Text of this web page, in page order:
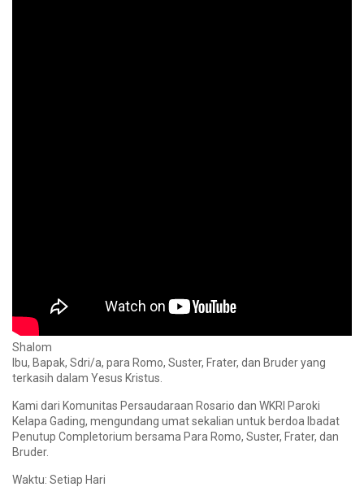
Shalom
Ibu, Bapak, Sdri/a, para Romo, Suster, Frater, dan Bruder yang
terkasih dalam Yesus Kristus.
Kami dari Komunitas Persaudaraan Rosario dan WKRI Paroki
Kelapa Gading, mengundang umat sekalian untuk berdoa Ibadat
Penutup Completorium bersama Para Romo, Suster, Frater, dan
Bruder.
Waktu: Setiap Hari